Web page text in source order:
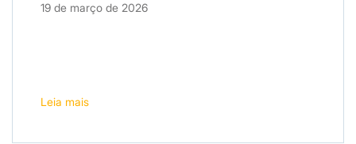
19 de março de 2026
Leia mais